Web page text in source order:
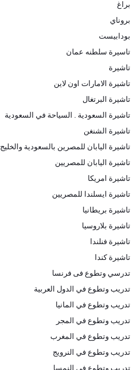
براغ
بروناي
بودابيست
تاسيرة سلطنه عمان
تاشيرة
تاشيرة الامارات اون لاين
تاشيرة البرتغال
تاشيرة السعودية . السياحة في السعودية
تاشيرة الشنغن
تاشيرة اليابان للمصرين بالسعودية والخليج
تاشيرة اليابان للمصريين
تاشيرة امريكا
تاشيرة ايسلندا للمصريين
تاشيرة بريطانيا
تاشيرة بلاروسيا
تاشيرة فنلندا
تاشيرة كندا
تدرسي وتطوع فى فرنسا
تدريب وتطوع في الدول العربية
تدريب وتطوع في المانيا
تدريب وتطوع في المجر
تدريب وتطوع في المغرب
تدريب وتطوع في النرويج